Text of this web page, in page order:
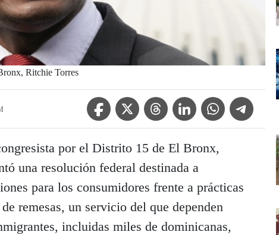
Ritchie Torres
Facebook IconTwitter IconThreads IconLinkedin IconWhatsApp IconTelegram Icon
por el Distrito 15 de El Bronx,
una resolución federal destinada a
para los consumidores frente a prácticas
remesas, un servicio del que dependen
incluidas miles de dominicanas,